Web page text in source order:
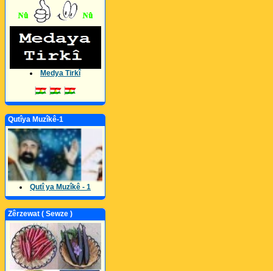
Medya Tirkî
Qutîya Muzîkê-1
Qutî ya Muzîkê - 1
Zêrzewat ( Sewze )